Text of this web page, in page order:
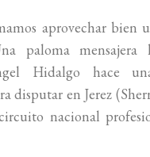
aprovechar bien
paloma
Hidalgo hace
disputar en Jerez
nacional